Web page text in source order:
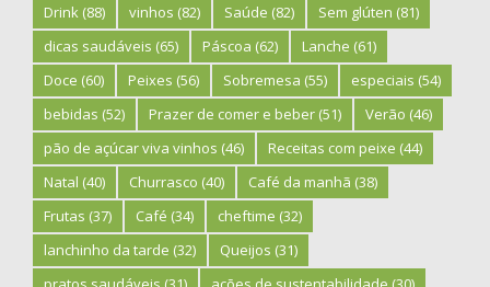
Drink (88) vinhos (82) Saúde (82) Sem glúten (81)
dicas saudáveis (65) Páscoa (62) Lanche (61)
Doce (60) Peixes (56) Sobremesa (55) especiais (54)
bebidas (52) Prazer de comer e beber (51) Verão (46)
pão de açúcar viva vinhos (46) Receitas com peixe (44)
Natal (40) Churrasco (40) Café da manhã (38)
Frutas (37) Café (34) cheftime (32)
lanchinho da tarde (32) Queijos (31)